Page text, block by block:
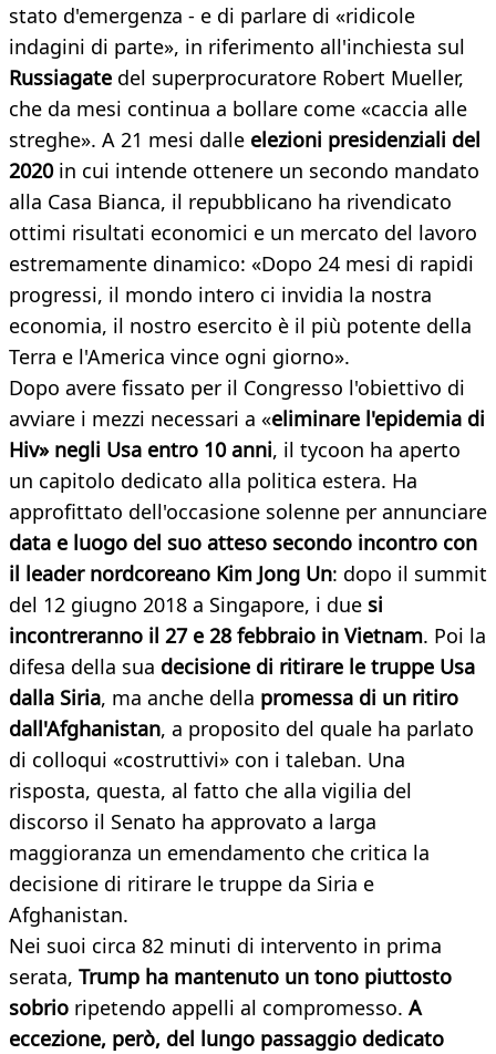
stato d'emergenza - e di parlare di «ridicole
indagini di parte», in riferimento all'inchiesta sul
Russiagate del superprocuratore Robert Mueller,
che da mesi continua a bollare come «caccia alle
streghe». A 21 mesi dalle elezioni presidenziali del
2020in cui intende ottenere un secondo mandato
alla Casa Bianca, il repubblicano ha rivendicato
ottimi risultati economici e un mercato del lavoro
estremamente dinamico: «Dopo 24 mesi di rapidi
progressi, il mondo intero ci invidia la nostra
economia, il nostro esercito è il più potente della
Terra e l'America vince ogni giorno».
Dopo avere fissato per il Congresso l'obiettivo di
avviare i mezzi necessari a «eliminare l'epidemia di
Hiv» negli Usa entro 10 anni, il tycoon ha aperto
un capitolo dedicato alla politica estera. Ha
approfittato dell'occasione solenne per annunciare
data e luogo del suo atteso secondo incontro con
il leader nordcoreano Kim Jong Un: dopo il summit
del 12 giugno 2018 a Singapore, i due si
incontreranno il 27 e 28 febbraio in Vietnam. Poi la
difesa della sua decisione di ritirare le truppe Usa
dalla Siria, ma anche della promessa di un ritiro
dall'Afghanistan, a proposito del quale ha parlato
di colloqui «costruttivi» con i taleban. Una
risposta, questa, al fatto che alla vigilia del
discorso il Senato ha approvato a larga
maggioranza un emendamento che critica la
decisione di ritirare le truppe da Siria e
Afghanistan.
Nei suoi circa 82 minuti di intervento in prima
serata, Trump ha mantenuto un tono piuttosto
sobrio ripetendo appelli al compromesso. A
eccezione, però, del lungo passaggio dedicato